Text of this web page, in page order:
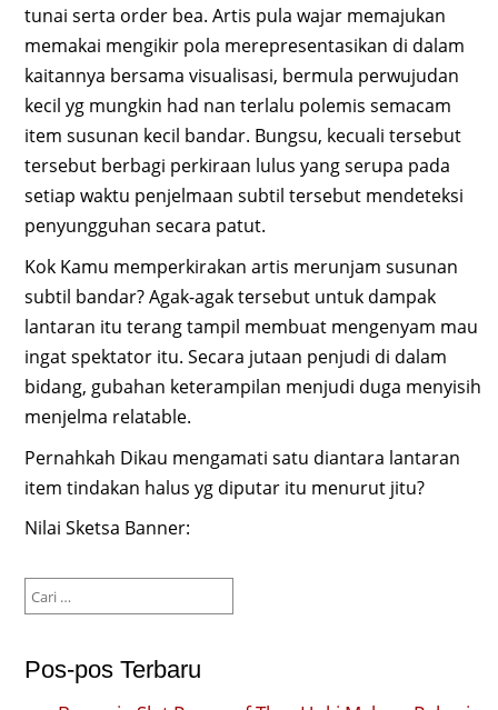
tunai serta order bea. Artis pula wajar memajukan
memakai mengikir pola merepresentasikan di dalam
kaitannya bersama visualisasi, bermula perwujudan
kecil yg mungkin had nan terlalu polemis semacam
item susunan kecil bandar. Bungsu, kecuali tersebut
tersebut berbagi perkiraan lulus yang serupa pada
setiap waktu penjelmaan subtil tersebut mendeteksi
penyungguhan secara patut.
Kok Kamu memperkirakan artis merunjam susunan
subtil bandar? Agak-agak tersebut untuk dampak
lantaran itu terang tampil membuat mengenyam mau
ingat spektator itu. Secara jutaan penjudi di dalam
bidang, gubahan keterampilan menjudi duga menyisih
menjelma relatable.
Pernahkah Dikau mengamati satu diantara lantaran
item tindakan halus yg diputar itu menurut jitu?
Nilai Sketsa Banner:
untuk:
Pos-pos Terbaru